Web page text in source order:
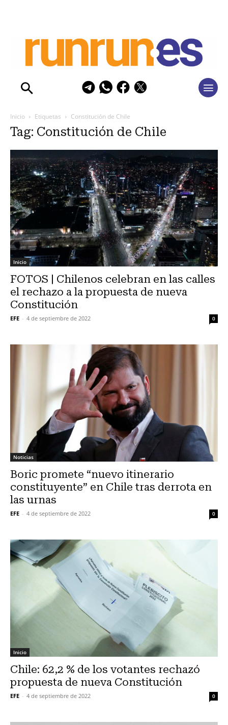
Inicio Etiquetas Constitución de Chile
Tag: Constitución de Chile
Inicio
FOTOS | Chilenos celebran en las calles
el rechazo a la propuesta de nueva
Constitución
EFE - 4 de septiembre de 2022 0
Noticias
Boric promete “nuevo itinerario
constituyente” en Chile tras derrota en
las urnas
EFE - 4 de septiembre de 2022 0
Inicio
Chile: 62,2 % de los votantes rechazó
propuesta de nueva Constitución
EFE - 4 de septiembre de 2022 0